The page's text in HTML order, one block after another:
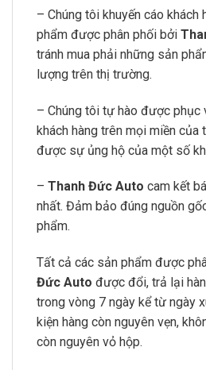
– Chúng tôi khuyến cáo khách
phẩm được phân phối bởi
tránh mua phải những sản
lượng trên thị trường.
– Chúng tôi tự hào được phục
khách hàng trên mọi miền của
được sự ủng hộ của một số
– Thanh Đức Auto cam kết
nhất. Đảm bảo đúng nguồn
phẩm.
Tất cả các sản phẩm được
Đức Auto được đổi, trả lại
trong vòng 7 ngày kể từ ngày
kiện hàng còn nguyên vẹn,
còn nguyên vỏ hộp.